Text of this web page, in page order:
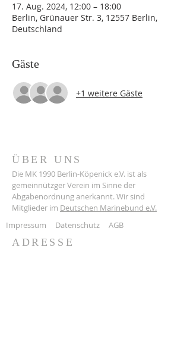
17. Aug. 2024, 12:00 – 18:00
Berlin, Grünauer Str. 3, 12557 Berlin,
Deutschland
Gäste
+1 weitere Gäste
ÜBER UNS
Die MK 1990 Berlin-Köpenick e.V. ist als
gemeinnützger Verein im Sinne der
Abgabenordnung anerkannt. Wir sind
Mitglieder im Deutschen Marinebund e.V.
Impressum
Datenschutz AGB
ADRESSE